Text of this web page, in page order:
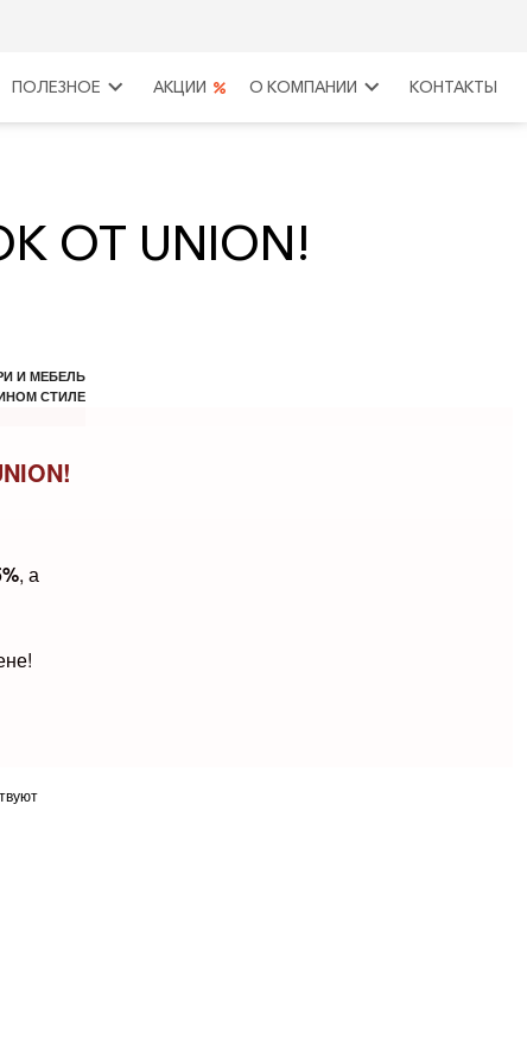
ПОЛЕЗНОЕ keyboard_arrow_right АКЦИИ О КОМПАНИИ keyboard_arrow_right КОНТАКТЫ
ОТ UNION!
И МЕБЕЛЬ
СТИЛЕ
, а